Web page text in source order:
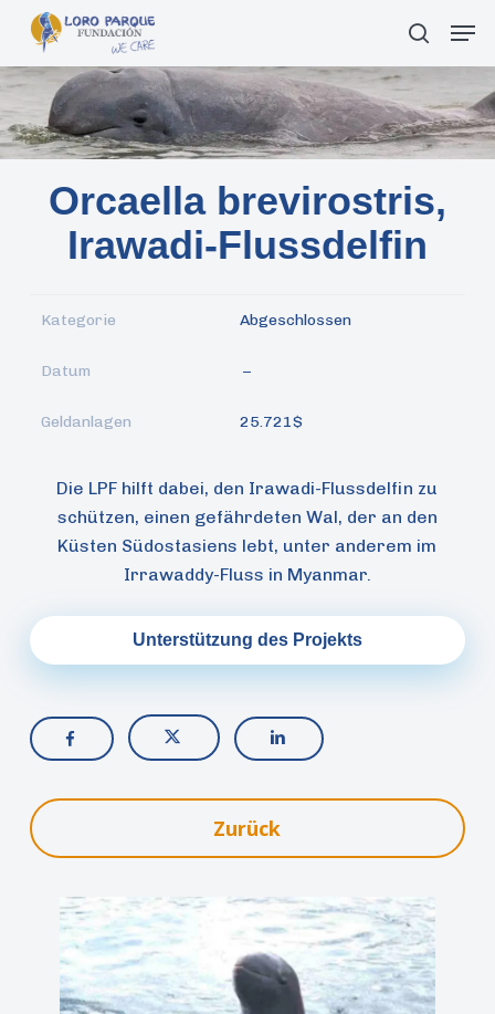
main
content
suche
Orcaella brevirostris,
Irawadi-Flussdelfin
Kategorie Abgeschlossen
Datum –
Geldanlagen 25.721$
Die LPF hilft dabei, den Irawadi-Flussdelfin zu
schützen, einen gefährdeten Wal, der an den
Küsten Südostasiens lebt, unter anderem im
Irrawaddy-Fluss in Myanmar.
Unterstützung des Projekts
Zurück